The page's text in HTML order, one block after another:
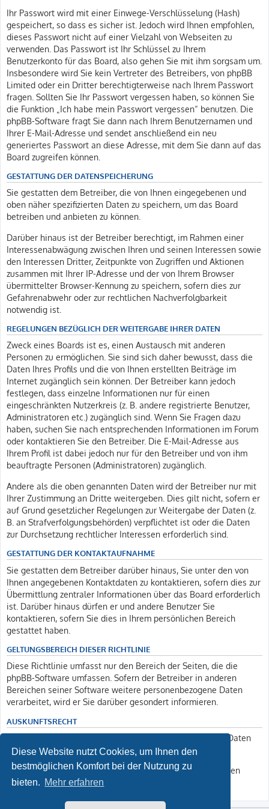
Diese Website nutzt Cookies, um Ihnen den
bestmöglichen Komfort bei der Nutzung zu
bieten. Mehr erfahren
Ihr Passwort wird mit einer Einwege-Verschlüsselung (Hash)
gespeichert, so dass es sicher ist. Jedoch wird Ihnen empfohlen,
dieses Passwort nicht auf einer Vielzahl von Webseiten zu
verwenden. Das Passwort ist Ihr Schlüssel zu Ihrem
Benutzerkonto für das Board, also gehen Sie mit ihm sorgsam um.
Insbesondere wird Sie kein Vertreter des Betreibers, von phpBB
Limited oder ein Dritter berechtigterweise nach Ihrem Passwort
fragen. Sollten Sie Ihr Passwort vergessen haben, so können Sie
die Funktion „Ich habe mein Passwort vergessen“ benutzen. Die
phpBB-Software fragt Sie dann nach Ihrem Benutzernamen und
Ihrer E-Mail-Adresse und sendet anschließend ein neu
generiertes Passwort an diese Adresse, mit dem Sie dann auf das
Board zugreifen können.
GESTATTUNG DER DATENSPEICHERUNG
Sie gestatten dem Betreiber, die von Ihnen eingegebenen und
oben näher spezifizierten Daten zu speichern, um das Board
betreiben und anbieten zu können.
Darüber hinaus ist der Betreiber berechtigt, im Rahmen einer
Interessenabwägung zwischen Ihren und seinen Interessen sowie
den Interessen Dritter, Zeitpunkte von Zugriffen und Aktionen
zusammen mit Ihrer IP-Adresse und der von Ihrem Browser
übermittelter Browser-Kennung zu speichern, sofern dies zur
Gefahrenabwehr oder zur rechtlichen Nachverfolgbarkeit
notwendig ist.
REGELUNGEN BEZÜGLICH DER WEITERGABE IHRER DATEN
Zweck eines Boards ist es, einen Austausch mit anderen
Personen zu ermöglichen. Sie sind sich daher bewusst, dass die
Daten Ihres Profils und die von Ihnen erstellten Beiträge im
Internet zugänglich sein können. Der Betreiber kann jedoch
festlegen, dass einzelne Informationen nur für einen
eingeschränkten Nutzerkreis (z. B. andere registrierte Benutzer,
Administratoren etc.) zugänglich sind. Wenn Sie Fragen dazu
haben, suchen Sie nach entsprechenden Informationen im Forum
oder kontaktieren Sie den Betreiber. Die E-Mail-Adresse aus
Ihrem Profil ist dabei jedoch nur für den Betreiber und von ihm
beauftragte Personen (Administratoren) zugänglich.
Andere als die oben genannten Daten wird der Betreiber nur mit
Ihrer Zustimmung an Dritte weitergeben. Dies gilt nicht, sofern er
auf Grund gesetzlicher Regelungen zur Weitergabe der Daten (z.
B. an Strafverfolgungsbehörden) verpflichtet ist oder die Daten
zur Durchsetzung rechtlicher Interessen erforderlich sind.
GESTATTUNG DER KONTAKTAUFNAHME
Sie gestatten dem Betreiber darüber hinaus, Sie unter den von
Ihnen angegebenen Kontaktdaten zu kontaktieren, sofern dies zur
Übermittlung zentraler Informationen über das Board erforderlich
ist. Darüber hinaus dürfen er und andere Benutzer Sie
kontaktieren, sofern Sie dies in Ihrem persönlichen Bereich
gestattet haben.
GELTUNGSBEREICH DIESER RICHTLINIE
Diese Richtlinie umfasst nur den Bereich der Seiten, die die
phpBB-Software umfassen. Sofern der Betreiber in anderen
Bereichen seiner Software weitere personenbezogene Daten
verarbeitet, wird er Sie darüber gesondert informieren.
AUSKUNFTSRECHT
Der Betreiber erteilt Ihnen auf Anfrage Auskunft, welche Daten
über Sie gespeichert sind.
Sie können jederzeit die Löschung bzw. Sperrung Ihrer Daten
verlangen. Kontaktieren Sie hierzu bitte den Betreiber.